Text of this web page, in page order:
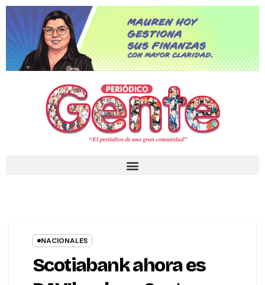
NACIONALES
Scotiabank ahora es